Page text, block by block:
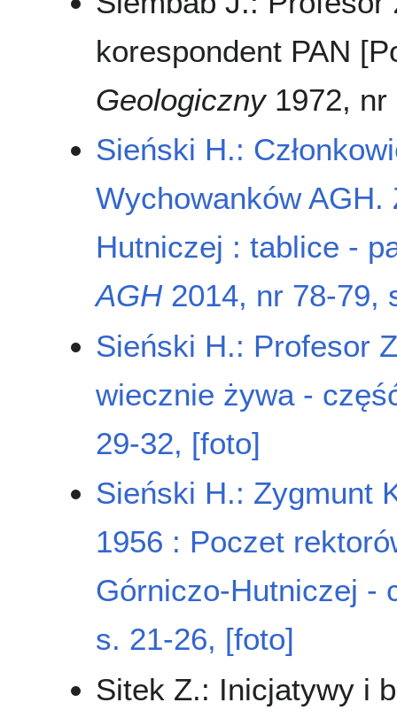
korespondent PAN
Geologiczny1972, nr
Sieński H.:
Wychowanków AGH.
Hutniczej : tablice -
AGH2014, nr 78-79,
Sieński H.: Profesor
wiecznie żywa -
29-32, [foto]
Sieński H.: Zygmunt
1956 : Poczet
Górniczo-Hutniczej -
s. 21-26, [foto]
Sitek Z.: Inicjatywy i